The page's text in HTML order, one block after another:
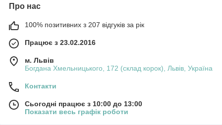
Про нас
100% позитивних з 207 відгуків за рік
Працює з 23.02.2016
м. Львів
Богдана Хмельницького, 172 (склад корок), Львів, Україна
Контакти
Сьогодні працює з 10:00 до 13:00
Показати весь графік роботи